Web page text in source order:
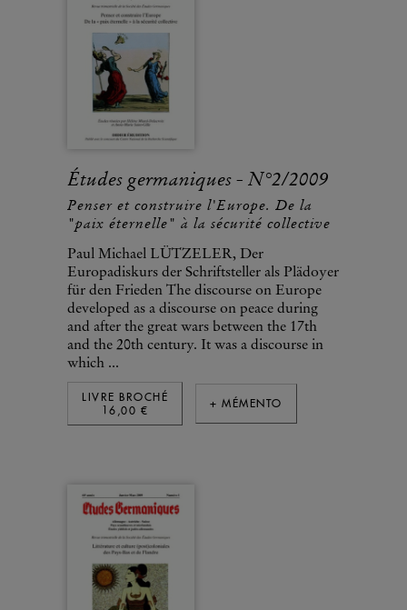
Études germaniques - N°2/2009
Penser et construire l'Europe. De la
"paix éternelle" à la sécurité collective
Paul Michael LÜTZELER, Der
Europadiskurs der Schriftsteller als Plädoyer
für den Frieden The discourse on Europe
developed as a discourse on peace during
and after the great wars between the 17th
and the 20th century. It was a discourse in
which ...
LIVRE BROCHÉ
16,00 €
+ MÉMENTO